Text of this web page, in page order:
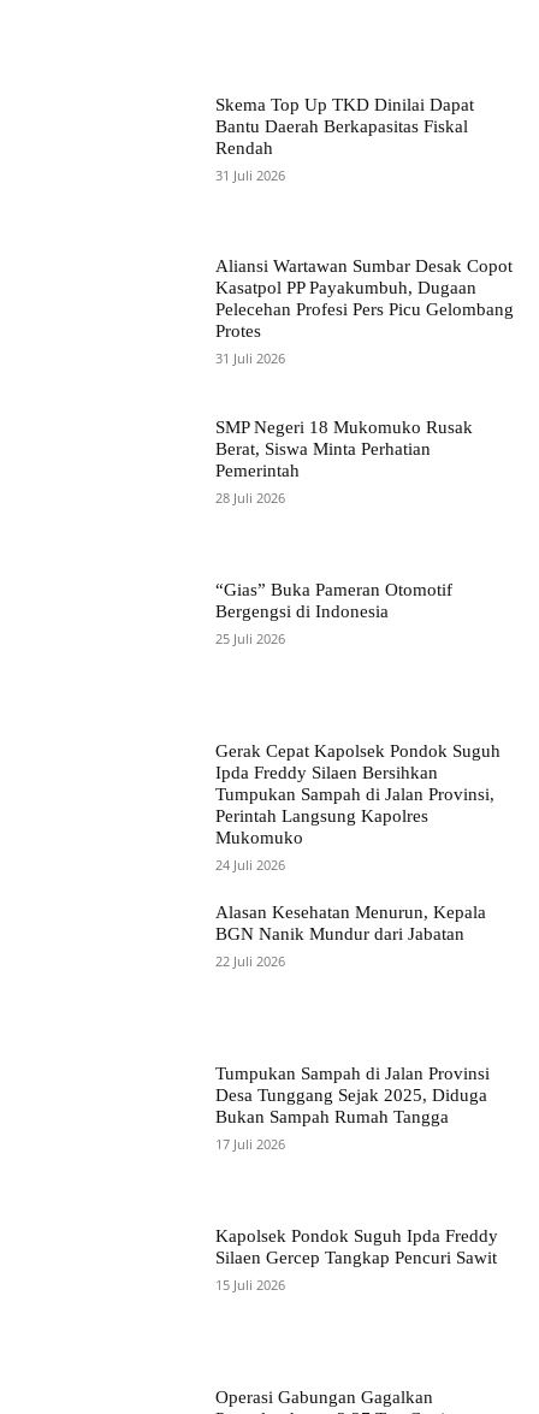
Skema Top Up TKD Dinilai Dapat
Bantu Daerah Berkapasitas Fiskal
Rendah
31 Juli 2026
Aliansi Wartawan Sumbar Desak Copot
Kasatpol PP Payakumbuh, Dugaan
Pelecehan Profesi Pers Picu Gelombang
Protes
31 Juli 2026
SMP Negeri 18 Mukomuko Rusak
Berat, Siswa Minta Perhatian
Pemerintah
28 Juli 2026
“Gias” Buka Pameran Otomotif
Bergengsi di Indonesia
25 Juli 2026
Gerak Cepat Kapolsek Pondok Suguh
Ipda Freddy Silaen Bersihkan
Tumpukan Sampah di Jalan Provinsi,
Perintah Langsung Kapolres
Mukomuko
24 Juli 2026
Alasan Kesehatan Menurun, Kepala
BGN Nanik Mundur dari Jabatan
22 Juli 2026
Tumpukan Sampah di Jalan Provinsi
Desa Tunggang Sejak 2025, Diduga
Bukan Sampah Rumah Tangga
17 Juli 2026
Kapolsek Pondok Suguh Ipda Freddy
Silaen Gercep Tangkap Pencuri Sawit
15 Juli 2026
Operasi Gabungan Gagalkan